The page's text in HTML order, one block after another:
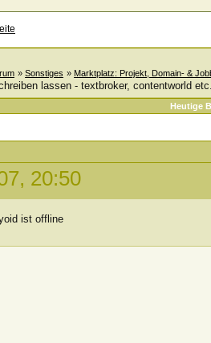
» Sonstiges » Marktplatz: Projekt, Domain- &
lassen - textbroker, contentworld
Heutige
20:50